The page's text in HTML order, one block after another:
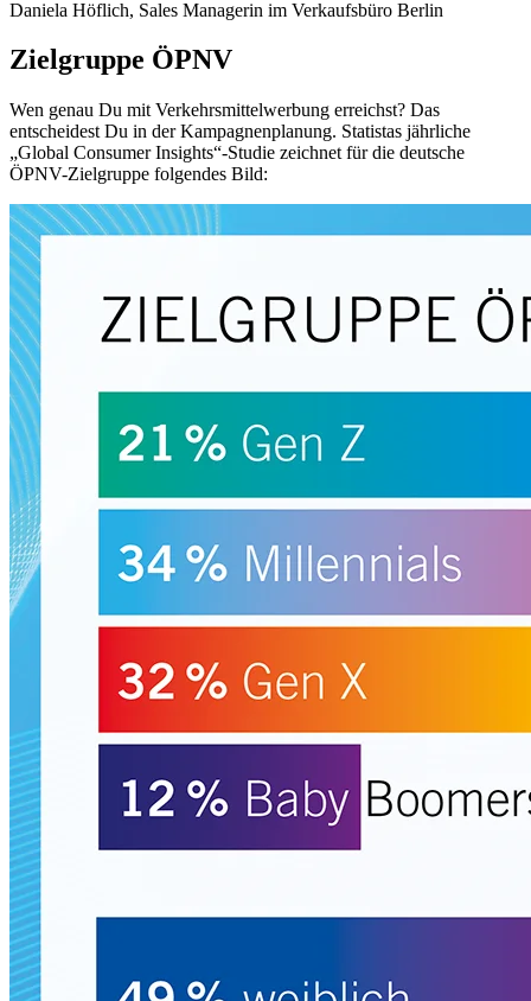
Daniela Höflich, Sales Managerin im Verkaufsbüro Berlin
Zielgruppe ÖPNV
Wen genau Du mit Verkehrsmittelwerbung erreichst? Das
entscheidest Du in der Kampagnenplanung. Statistas jährliche
„Global Consumer Insights“-Studie zeichnet für die deutsche
ÖPNV-Zielgruppe folgendes Bild: